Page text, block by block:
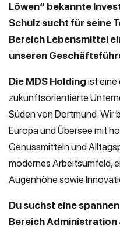
Löwen“ bekannte
Schulz sucht für seine
Bereich Lebensmittel
unseren
Die MDS Holding ist eine
zukunftsorientierte
Süden von Dortmund. Wir
Europa und Übersee mit
Genussmitteln und
modernes Arbeitsumfeld,
Augenhöhe sowie
Du suchst eine
Bereich Administration